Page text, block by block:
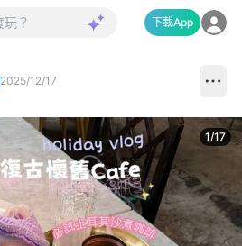
下載App
2025/12/17
1/17